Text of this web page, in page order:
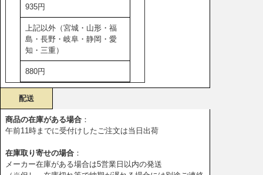
935円
上記以外（宮城・山形・福
島・長野・岐阜・静岡・愛
知・三重）
880円
配送
商品の在庫がある場合 ：
午前11時までに受付けしたご注文は当日出荷
在庫取り寄せの場合 ：
メーカー在庫がある場合は5営業日以内の発送